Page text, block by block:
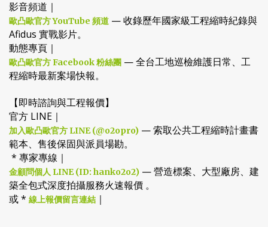
【影音與社群實證】
影音頻道｜
歐凸歐官方 YouTube 頻道
Afidus 實戰影片。
動態專頁｜
歐凸歐官方 Facebook 粉絲團
【即時諮詢與工程報價】
官方 LINE｜
加入歐凸歐官方 LINE (@o2opro)
範本、售後保固與派員場勘。
* 專家專線｜
金顧問個人 LINE (ID: hanko2o2)— 營造標案、大型廠房、建
築全包式深度拍攝服務火速報價 。